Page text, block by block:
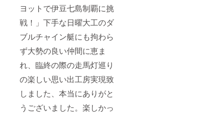
ヨットで伊豆七島制覇に挑
戦！」下手な日曜大工のダ
ブルチャイン艇にも拘わら
ず大勢の良い仲間に恵ま
れ、臨終の際の走馬灯巡り
の楽しい思い出工房実現致
しました、本当にありがと
うございました。楽しかっ